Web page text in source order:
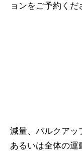
ョンをご予約くだ
減量、バルクアッ
あるいは全体の運